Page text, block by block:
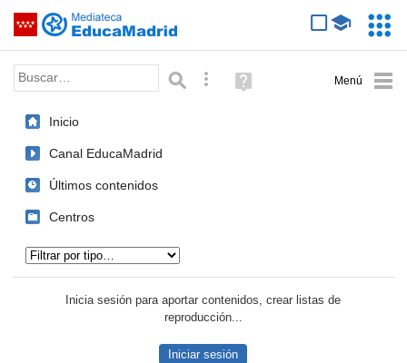
Saltar navegación
Palabra o frase: Búsqueda avanzada
Ayuda
(en
Inicio
Canal EducaMadrid
Últimos contenidos
Centros
Inicia sesión para aportar contenidos, crear listas de
reproducción...
Iniciar sesión